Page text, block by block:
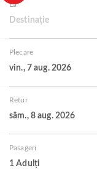
La
Destinație
Plecare
vin., 7 aug. 2026
Retur
sâm., 8 aug. 2026
Pasageri
1 Adulți